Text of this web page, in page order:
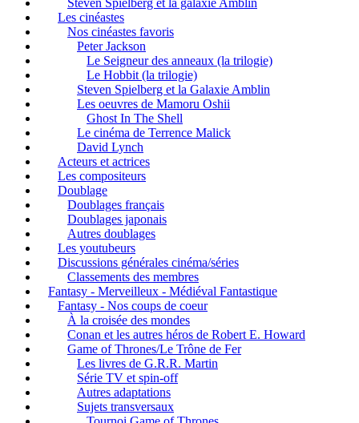
Les cinéastes
Nos cinéastes favoris
Peter Jackson
Le Seigneur des anneaux (la trilogie)
Le Hobbit (la trilogie)
Steven Spielberg et la Galaxie Amblin
Les oeuvres de Mamoru Oshii
Ghost In The Shell
Le cinéma de Terrence Malick
David Lynch
Acteurs et actrices
Les compositeurs
Doublage
Doublages français
Doublages japonais
Autres doublages
Les youtubeurs
Discussions générales cinéma/séries
Classements des membres
Fantasy - Merveilleux - Médiéval Fantastique
Fantasy - Nos coups de coeur
À la croisée des mondes
Conan et les autres héros de Robert E. Howard
Game of Thrones/Le Trône de Fer
Les livres de G.R.R. Martin
Série TV et spin-off
Autres adaptations
Sujets transversaux